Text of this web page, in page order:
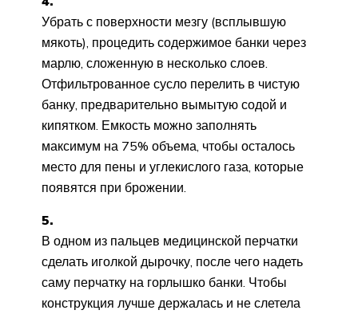
Убрать с поверхности мезгу (всплывшую
мякоть), процедить содержимое банки через
марлю, сложенную в несколько слоев.
Отфильтрованное сусло перелить в чистую
банку, предварительно вымытую содой и
кипятком. Емкость можно заполнять
максимум на 75% объема, чтобы осталось
место для пены и углекислого газа, которые
появятся при брожении.
5.
В одном из пальцев медицинской перчатки
сделать иголкой дырочку, после чего надеть
саму перчатку на горлышко банки. Чтобы
конструкция лучше держалась и не слетела